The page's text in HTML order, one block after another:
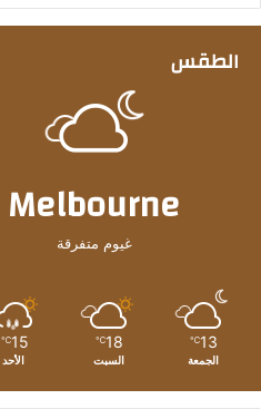
الطقس
Melbourne
غيوم متفرقة
13
℃
الجمعة
18
℃
السبت
15
℃
الأحد